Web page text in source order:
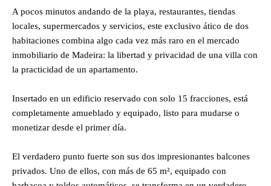
A pocos minutos andando de la playa, restaurantes, tiendas
locales, supermercados y servicios, este exclusivo ático de dos
habitaciones combina algo cada vez más raro en el mercado
inmobiliario de Madeira: la libertad y privacidad de una villa con
la practicidad de un apartamento.
Insertado en un edificio reservado con solo 15 fracciones, está
completamente amueblado y equipado, listo para mudarse o
monetizar desde el primer día.
El verdadero punto fuerte son sus dos impresionantes balcones
privados. Uno de ellos, con más de 65 m², equipado con